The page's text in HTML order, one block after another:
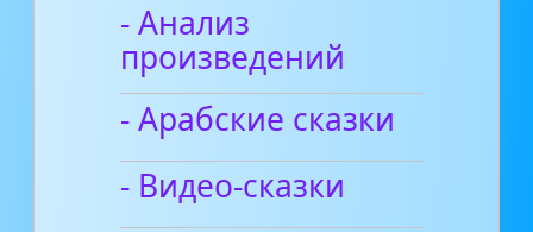
- Анализ
произведений
- Арабские сказки
- Видео-сказки